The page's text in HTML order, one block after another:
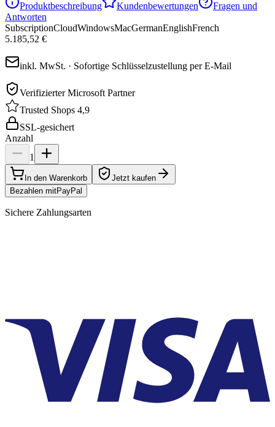
Produktbeschreibung Kundenbewertungen
Fragen und
Antworten
SubscriptionCloudWindowsMacGermanEnglishFrench
5.185,52 €
inkl. MwSt. · Sofortige Schlüsselzustellung per E-Mail
Verifizierter Microsoft Partner
Trusted Shops 4,9
SSL-gesichert
Anzahl
1
In den Warenkorb
Jetzt kaufen
Bezahlen mitPayPal
Sichere Zahlungsarten